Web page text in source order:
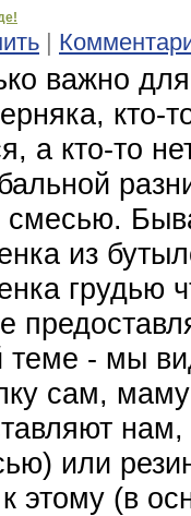
|
важно
кто-
а кто-то
смесью.
из
грудью
теме - мы
сам,
или
этому (в